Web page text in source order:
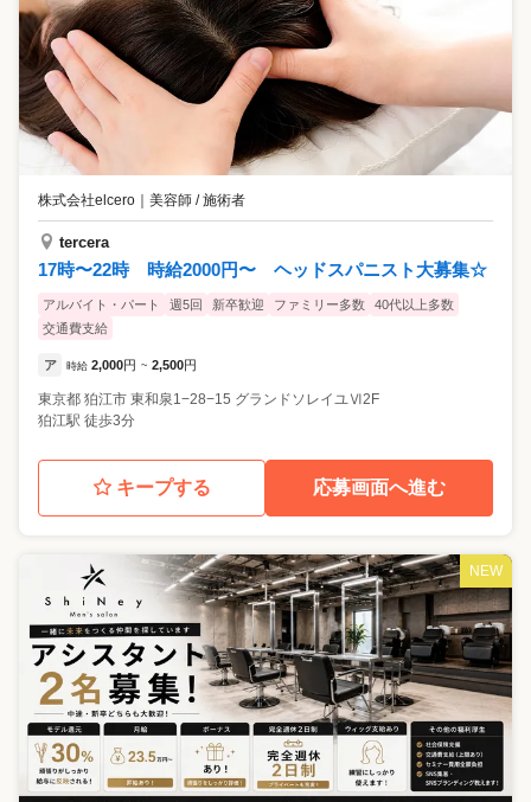
株式会社elcero 美容師 / 施術者
tercera
17時〜22時 時給2000円〜 ヘッドスパニスト大募集☆
アルバイト・パート 週5回 新卒歓迎 ファミリー多数
40代以上多数
交通費支給
ア 時給 2,000円 ~ 2,500円
東京都 狛江市 東和泉1−28−15 グランドソレイユⅥ2F
狛江駅 徒歩3分
キープする 応募画面へ進む
NEW